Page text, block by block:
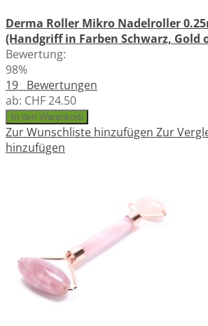
Derma Roller Mikro Nadelroller
(Handgriff in Farben Schwarz, Gold
Bewertung:
98%
19 Bewertungen
ab: CHF 24.50
In den Warenkorb
Zur Wunschliste hinzufügen Zur
hinzufügen